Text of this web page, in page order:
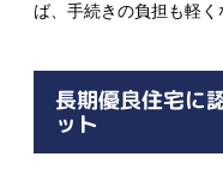
ば、手続きの負担も軽く
長期優良住宅に
ット